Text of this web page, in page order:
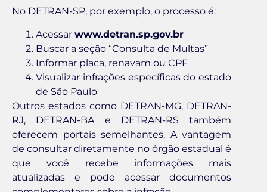
No DETRAN-SP, por exemplo, o processo é:
Acessar www.detran.sp.gov.br
Buscar a seção “Consulta de Multas”
Informar placa, renavam ou CPF
Visualizar infrações específicas do estado
de São Paulo
Outros estados como DETRAN-MG, DETRAN-
RJ, DETRAN-BA e DETRAN-RS também
oferecem portais semelhantes. A vantagem
de consultar diretamente no órgão estadual é
que você recebe informações mais
atualizadas e pode acessar documentos